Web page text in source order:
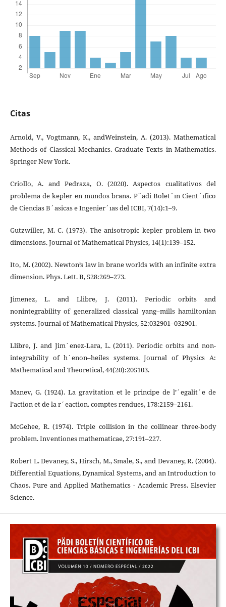
Citas
Arnold, V., Vogtmann, K., andWeinstein, A. (2013). Mathematical
Methods of Classical Mechanics. Graduate Texts in Mathematics.
Springer New York.
Criollo, A. and Pedraza, O. (2020). Aspectos cualitativos del
problema de kepler en mundos brana. P¨adi Bolet´ın Cient´ıfico
de Ciencias B´asicas e Ingenier´ıas del ICBI, 7(14):1–9.
Gutzwiller, M. C. (1973). The anisotropic kepler problem in two
dimensions. Journal of Mathematical Physics, 14(1):139–152.
Ito, M. (2002). Newton’s law in brane worlds with an infinite extra
dimension. Phys. Lett. B, 528:269–273.
Jimenez, L. and Llibre, J. (2011). Periodic orbits and
nonintegrability of generalized classical yang–mills hamiltonian
systems. Journal of Mathematical Physics, 52:032901–032901.
Llibre, J. and Jim´enez-Lara, L. (2011). Periodic orbits and non-
integrability of h´enon–heiles systems. Journal of Physics A:
Mathematical and Theoretical, 44(20):205103.
Manev, G. (1924). La gravitation et le principe de l’´egalit´e de
l’action et de la r´eaction. comptes rendues, 178:2159–2161.
McGehee, R. (1974). Triple collision in the collinear three-body
problem. Inventiones mathematicae, 27:191–227.
Robert L. Devaney, S., Hirsch, M., Smale, S., and Devaney, R. (2004).
Differential Equations, Dynamical Systems, and an Introduction to
Chaos. Pure and Applied Mathematics - Academic Press. Elsevier
Science.